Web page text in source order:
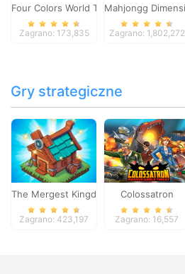
Four Colors World Tour
Zagrano: 173,835
Mahjongg
Zagrano: 1,802,272
Gry strategiczne
The Mergest Kingdom
Zagrano: 423,197
Colossatron
Zagrano: 16,557